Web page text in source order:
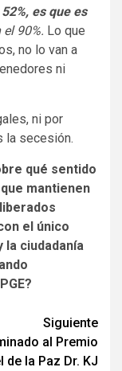
es que es
90%. Lo que
no lo van a
ni
ni por
la secesión.
qué sentido
mantienen
el único
ciudadanía
Siguiente
al Premio
de la Paz Dr. KJ